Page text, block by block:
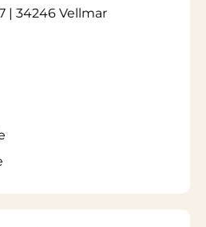
| 34246 Vellmar